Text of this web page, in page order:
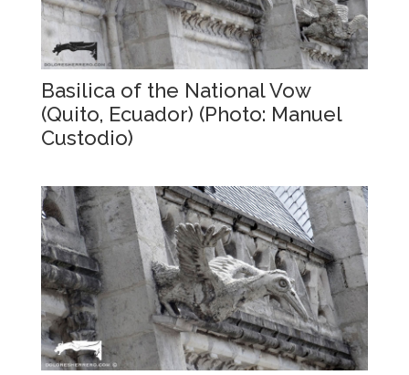
Basilica of the National Vow
(Quito, Ecuador) (Photo: Manuel
Custodio)